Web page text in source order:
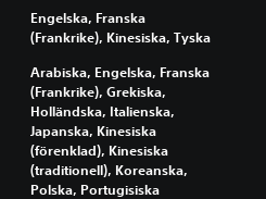
Engelska, Franska
(Frankrike), Kinesiska, Tyska
Arabiska, Engelska, Franska
(Frankrike), Grekiska,
Holländska, Italienska,
Japanska, Kinesiska
(förenklad), Kinesiska
(traditionell), Koreanska,
Polska, Portugisiska